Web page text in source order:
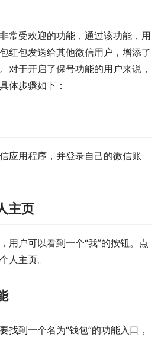
常受欢迎的功能，通过该功能，用
红包发送给其他微信用户，增添了
对于开启了保号功能的用户来说，
体步骤如下：
应用程序，并登录自己的微信账
主页
用户可以看到一个“我”的按钮。点
人主页。
找到一个名为“钱包”的功能入口，